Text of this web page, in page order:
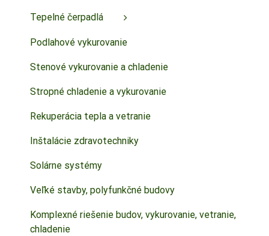
Tepelné čerpadlá
Podlahové vykurovanie
Stenové vykurovanie a chladenie
Stropné chladenie a vykurovanie
Rekuperácia tepla a vetranie
Inštalácie zdravotechniky
Solárne systémy
Veľké stavby, polyfunkčné budovy
Komplexné riešenie budov, vykurovanie, vetranie,
chladenie